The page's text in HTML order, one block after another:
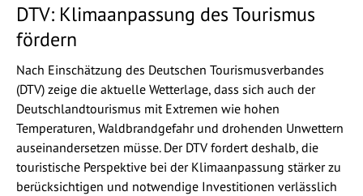
DTV: Klimaanpassung des Tourismus
fördern
Nach Einschätzung des Deutschen Tourismusverbandes
(DTV) zeige die aktuelle Wetterlage, dass sich auch der
Deutschlandtourismus mit Extremen wie hohen
Temperaturen, Waldbrandgefahr und drohenden Unwettern
auseinandersetzen müsse. Der DTV fordert deshalb, die
touristische Perspektive bei der Klimaanpassung stärker zu
berücksichtigen und notwendige Investitionen verlässlich